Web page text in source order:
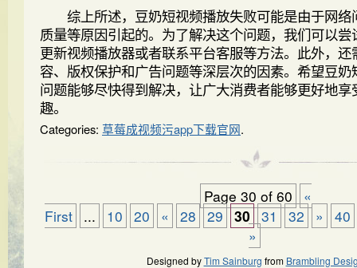
综上所述，豆奶短视频播放失败可能是由于网络
质量等原因引起的。为了解决这个问题，我们可以
更新视频播放器或者联系平台客服等方法。此外，
容、版权保护和广告问题等深层次的因素。希望豆
问题能够尽快得到解决，让广大消费者能够更好地
趣。
Categories: 草莓成视频污app下载官网.
Page 30 of 60
«
First
... 10 20 « 28 29 30 31 32 »
40
»
Designed byTim Sainburg from Brambling